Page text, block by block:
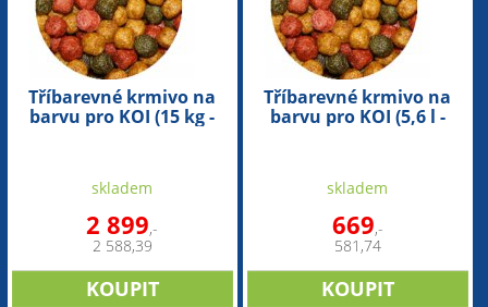
Tříbarevné krmivo na
barvu pro KOI (15 kg -
skladem
2 899,-
2 588,39
Tříbarevné krmivo na
barvu pro KOI (5,6 l -
skladem
669,-
581,74